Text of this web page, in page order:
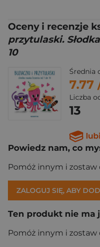
Oceny i recenzje
przytulaski.
10
Średnia
7.77
Liczba
13
Powiedz nam, co
Pomóż innym i zostaw
ZALOGUJ SIĘ, ABY
Ten produkt nie ma
Pomóż innym i zostaw